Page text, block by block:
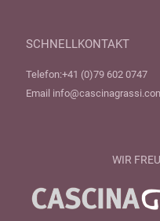
SCHNELLKONTAKT
Telefon:+41 (0)79 602 0747
Email
WIR